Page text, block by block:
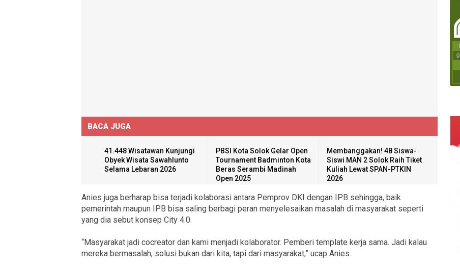
BACA JUGA
41.448 Wisatawan Kunjungi
Obyek Wisata Sawahlunto
Selama Lebaran 2026
PBSI Kota Solok Gelar Open
Tournament Badminton Kota
Beras Serambi Madinah
Open 2025
Membanggakan! 48 Siswa-
Siswi MAN 2 Solok Raih Tiket
Kuliah Lewat SPAN-PTKIN
2026
Anies juga berharap bisa terjadi kolaborasi antara Pemprov DKI dengan IPB sehingga, baik
pemerintah maupun IPB bisa saling berbagi peran menyelesaikan masalah di masyarakat seperti
yang dia sebut konsep City 4.0.
“Masyarakat jadi cocreator dan kami menjadi kolaborator. Pemberi template kerja sama. Jadi kalau
mereka bermasalah, solusi bukan dari kita, tapi dari masyarakat,” ucap Anies.